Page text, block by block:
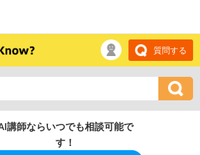
質問する
講師ならいつでも相談可能で
す！